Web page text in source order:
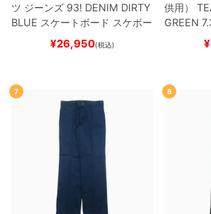
ツ ジーンズ 93! DENIM DIRTY
BLUE スケートボード スケボー
¥26,950(税込)
供用）
GREEN
¥
7 8